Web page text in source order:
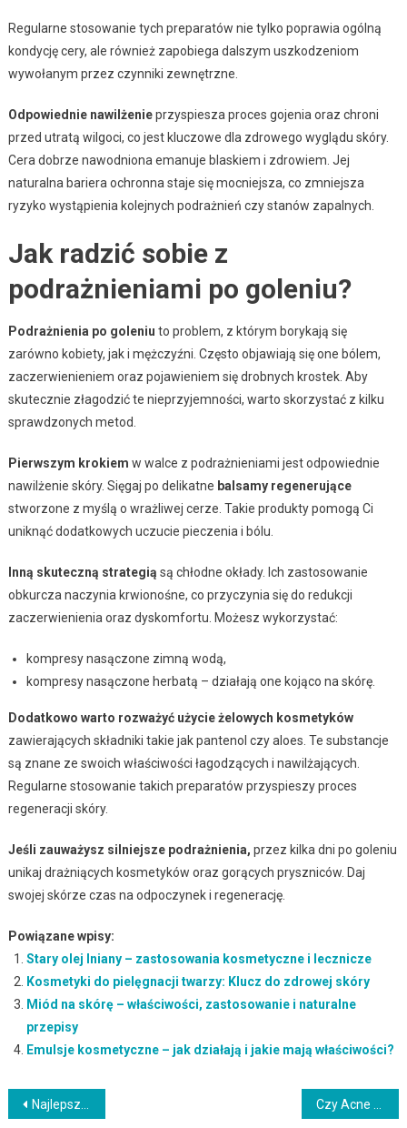
Regularne stosowanie tych preparatów nie tylko poprawia ogólną
kondycję cery, ale również zapobiega dalszym uszkodzeniom
wywołanym przez czynniki zewnętrzne.
Odpowiednie nawilżenieprzyspiesza proces gojenia oraz chroni
przed utratą wilgoci, co jest kluczowe dla zdrowego wyglądu skóry.
Cera dobrze nawodniona emanuje blaskiem i zdrowiem. Jej
naturalna bariera ochronna staje się mocniejsza, co zmniejsza
ryzyko wystąpienia kolejnych podrażnień czy stanów zapalnych.
Jak radzić sobie z
podrażnieniami po goleniu?
Podrażnienia po goleniu to problem, z którym borykają się
zarówno kobiety, jak i mężczyźni. Często objawiają się one bólem,
zaczerwienieniem oraz pojawieniem się drobnych krostek. Aby
skutecznie złagodzić te nieprzyjemności, warto skorzystać z kilku
sprawdzonych metod.
Pierwszym krokiem w walce z podrażnieniami jest odpowiednie
nawilżenie skóry. Sięgaj po delikatne balsamy regenerujące
stworzone z myślą o wrażliwej cerze. Takie produkty pomogą Ci
uniknąć dodatkowych uczucie pieczenia i bólu.
Inną skuteczną strategią są chłodne okłady. Ich zastosowanie
obkurcza naczynia krwionośne, co przyczynia się do redukcji
zaczerwienienia oraz dyskomfortu. Możesz wykorzystać:
kompresy nasączone zimną wodą,
kompresy nasączone herbatą – działają one kojąco na skórę.
Dodatkowo warto rozważyć użycieżelowych kosmetyków
zawierających składniki takie jak pantenol czy aloes. Te substancje
są znane ze swoich właściwości łagodzących i nawilżających.
Regularne stosowanie takich preparatów przyspieszy proces
regeneracji skóry.
Jeśli zauważysz silniejsze podrażnienia, przez kilka dni po goleniu
unikaj drażniących kosmetyków oraz gorących pryszniców. Daj
swojej skórze czas na odpoczynek i regenerację.
Powiązane wpisy:
Stary olej lniany – zastosowania kosmetyczne i lecznicze
Kosmetyki do pielęgnacji twarzy: Klucz do zdrowej skóry
Miód na skórę – właściwości, zastosowanie i naturalne
przepisy
Emulsje kosmetyczne – jak działają i jakie mają właściwości?
Nawigacja
Najlepsza szczoteczka do twarzy – jak wybrać i dbać o nią?